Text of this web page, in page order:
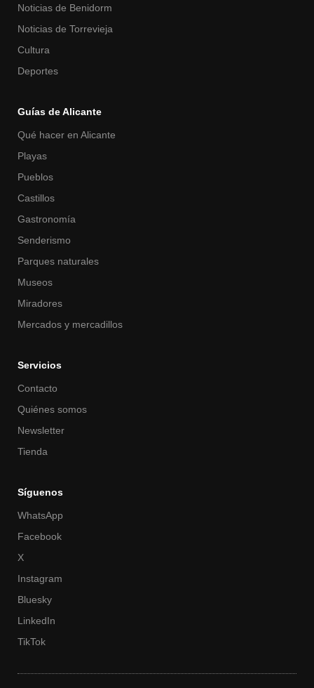
Noticias de Benidorm
Noticias de Torrevieja
Cultura
Deportes
Guías de Alicante
Qué hacer en Alicante
Playas
Pueblos
Castillos
Gastronomía
Senderismo
Parques naturales
Museos
Miradores
Mercados y mercadillos
Servicios
Contacto
Quiénes somos
Newsletter
Tienda
Síguenos
WhatsApp
Facebook
X
Instagram
Bluesky
LinkedIn
TikTok